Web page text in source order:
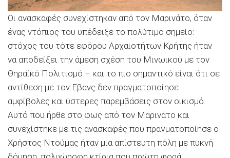
Οι ανασκαφές συνεχίστηκαν από τον Μαρινάτο, όταν
ένας ντόπιος του υπέδειξε το πολύτιμο σημείο:
στόχος του τότε εφόρου Αρχαιοτήτων Κρήτης ήταν
να αποδείξει την άμεση σχέση του Μινωικού με τον
Θηραϊκό Πολιτισμό – και το πιο σημαντικό είναι ότι σε
αντίθεση με τον Εβανς δεν πραγματοποίησε
αμφίβολες και ύστερες παρεμβάσεις στον οικισμό.
Αυτό που ήρθε στο φως από τον Μαρινάτο και
συνεχίστηκε με τις ανασκαφές που πραγματοποίησε ο
Χρήστος Ντούμας ήταν μια απίστευτη πόλη με πυκνή